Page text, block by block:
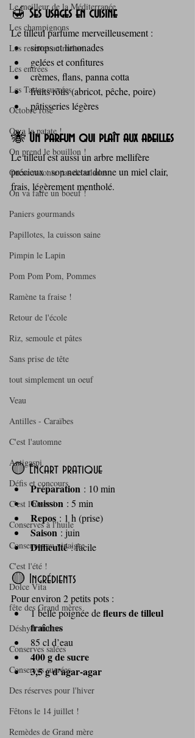
Le meilleur de la Méditerranée
Les champignons
Les recettes au melon
Les entrées
Les Tartes sucrées
Octobre rose
On a la patate !
On prend le bouillon !
On ne raconte pas de salades
On va faire un boeuf !
Paniers gourmands
Papillotes, la cuisson saine
Pimpin le Lapin
Pom Pom Pom, Pommes
Ramène ta fraise !
Retour de l'école
Riz, semoule et pâtes
Sans prise de tête
tout simplement un oeuf
Veau
Antilles - Caraïbes
C'est l'automne
Antigaspi
Défis et concours
C'est l'hiver !
Conserves à l'huile
Conserves au vinaigre
C'est l'été !
Dolce Vita
fête des Grand mères
Déshydratation
Conserves salées
Conserves sucrées
Des réserves pour l'hiver
Fêtons le 14 juillet !
Remèdes de Grand mère
🍯 Ses usages en cuisine
Le tilleul parfume merveilleusement :
sirops et limonades
gelées et confitures
crèmes, flans, panna cotta
fruits rôtis (abricot, pêche, poire)
pâtisseries légères
🐝 Un parfum qui plaît aux abeilles
Le tilleul est aussi un arbre mellifère
précieux : son nectar donne un miel clair,
frais, légèrement mentholé.
🟡 Encart pratique
Préparation : 10 min
Cuisson : 5 min
Repos : 1 h (prise)
Saison : juin
Difficulté : facile
🟡 Ingrédients
Pour environ 2 petits pots :
1 belle poignée de fleurs de tilleul
fraîches
85 cl d’eau
400 g de sucre
3,5 g d’agar‑agar